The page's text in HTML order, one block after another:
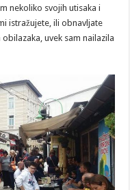
nekoliko svojih utisaka i
istražujete, ili obnavljate
uvek sam nailazila